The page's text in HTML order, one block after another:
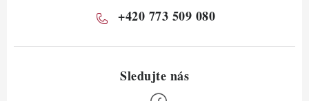
+420 773 509 080